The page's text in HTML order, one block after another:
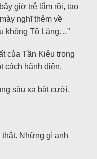
giờ trễ lắm rồi, tao
nghĩ thêm về
không Tô Lăng…”
của Tần Kiêu trong
cách hãnh diện.
sâu xa bật cười.
Những gì anh